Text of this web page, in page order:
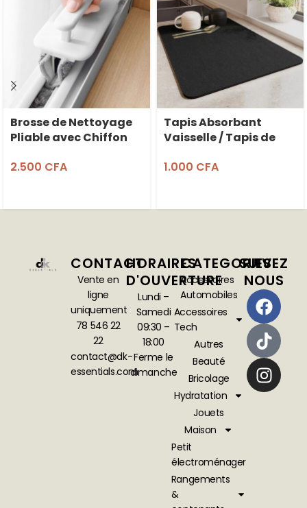
Brosse de Nettoyage
Pliable avec Chiffon
2.500 CFA
Tapis Absorbant
Vaisselle / Tapis de
Microfibre
1.000 CFA
CONTACT
Vente en
ligne
uniquement
78 546 22
22
contact@dk-
essentials.com
HORAIRES
D'OUVERTURE
Lundi –
Samedi
09:30 –
18:00
Ferme le
dimanche
CATEGORIES
Accessoires
Automobiles
Accessoires
Tech
Autres
Beauté
Bricolage
Hydratation
Jouets
Maison
Petit
électroménager
Rangements
&
SUIVEZ
NOUS